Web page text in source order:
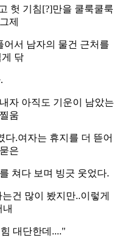
헛 기침[?]만을 쿨룩쿨룩
제
서 남자의 물건 근처를
닦
자 아직도 기운이 남았는
움
다.여자는 휴지를 더 뜯어
은
쳐다 보며 빙긋 웃었다.
건 많이 봤지만..이렇게
대단한데...."